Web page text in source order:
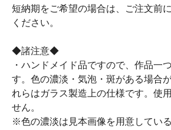
短納期をご希望の場合は、ご注文前
ください。
◆諸注意◆
・ハンドメイド品ですので、作品一
す。色の濃淡・気泡・斑がある場合
れらはガラス製造上の仕様です。使
せん。
※色の濃淡は見本画像を用意してい